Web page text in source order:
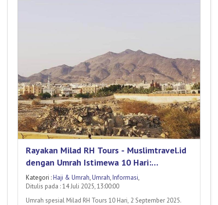
Rayakan Milad RH Tours - Muslimtravel.id
dengan Umrah Istimewa 10 Hari:
Berangkat 02 September 2025!
Kategori :Haji & Umrah,Umrah,Informasi,
Ditulis pada : 14 Juli 2025, 13:00:00
Umrah spesial Milad RH Tours 10 Hari, 2 September 2025.